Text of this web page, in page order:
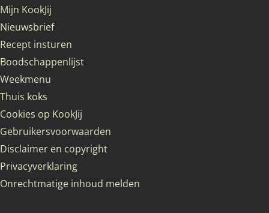
Mijn KookJij
Nieuwsbrief
Recept insturen
Boodschappenlijst
Weekmenu
Thuis koks
Cookies op KookJij
Gebruikersvoorwaarden
Disclaimer en copyright
Privacyverklaring
Onrechtmatige inhoud melden